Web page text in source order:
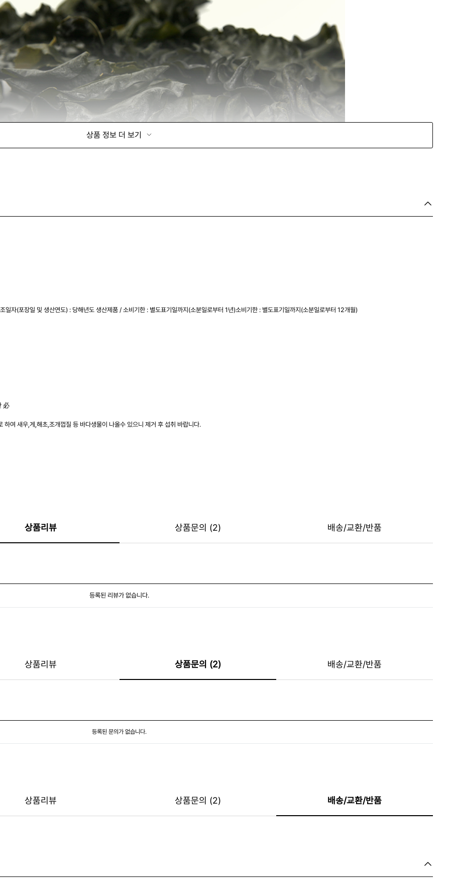
상품 정보 더 보기
일자(포장일 및 생산연도) : 당해년도 생산제품 / 소비기한 : 별도표기일까지(소분일로부터 1년)소비기한 : 별도표기일까지(소분일로부터 12개월)
必
여 새우,게,해초,조개껍질 등 바다생물이 나올수 있으니 제거 후 섭취 바랍니다.
상품리뷰 상품문의 (2) 배송/교환/반품
등록된 리뷰가 없습니다.
상품리뷰 상품문의 (2) 배송/교환/반품
등록된 문의가 없습니다.
상품리뷰 상품문의 (2) 배송/교환/반품